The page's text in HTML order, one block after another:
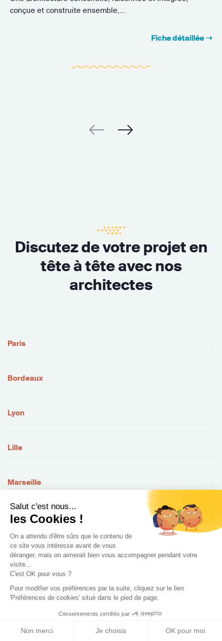
Salut c'est nous...
les Cookies !
On a attendu d'être sûrs que le contenu de
ce site vous intéresse avant de vous
déranger, mais on aimerait bien vous accompagner pendant votre
visite...
C'est OK pour vous ?
Pour modifier vos préférences par la suite, cliquez sur le lien
'Préférences de cookies' situé dans le pied de page.
Consentements certifiés par
Non merci Je choisis OK pour moi
conçue et construite ensemble,...
Fiche détaillée ➝
Discutez de votre projet en
tête à tête avec nos
architectes
Paris
Bordeaux
Lyon
Lille
Marseille